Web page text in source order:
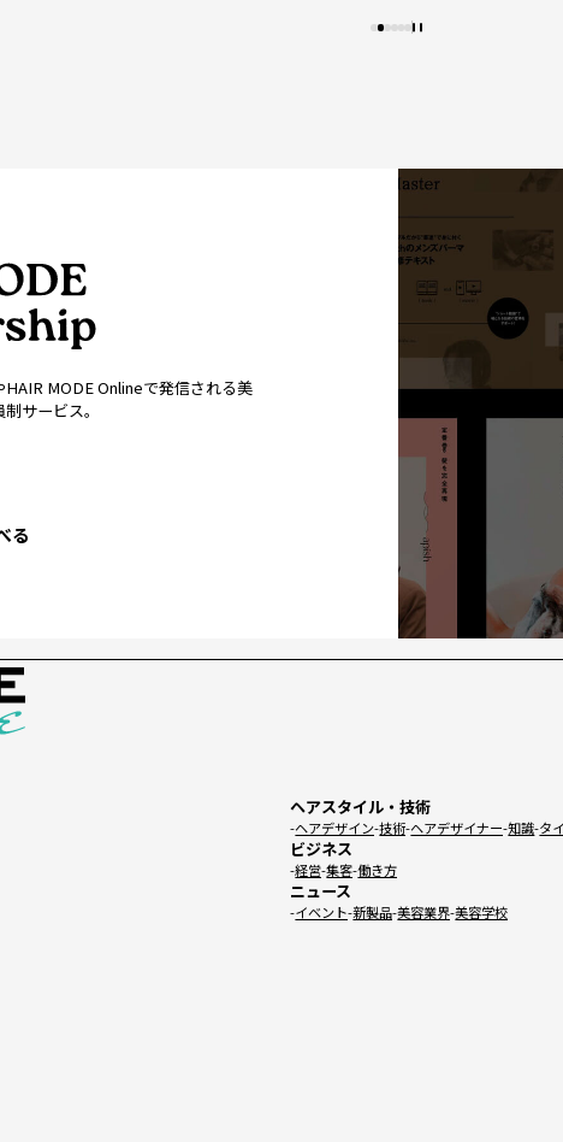
MODE Onlineで発信される美
サービス。
る
ヘアスタイル・技術
ヘアデザイン 技術 ヘアデザイナー 知識 タ
ビジネス
経営 集客 働き方
ニュース
イベント 新製品 美容業界 美容学校